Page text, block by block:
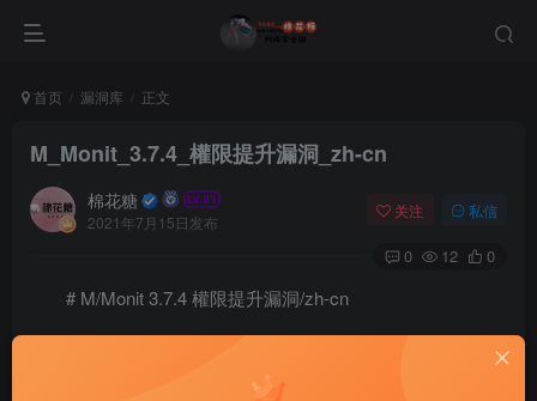
首页 漏洞库 正文
M_Monit_3.7.4_權限提升漏洞_zh-cn
棉花糖
2021年7月15日发布
关注 私信
0 12 0
# M/Monit 3.7.4 權限提升漏洞/zh-cn